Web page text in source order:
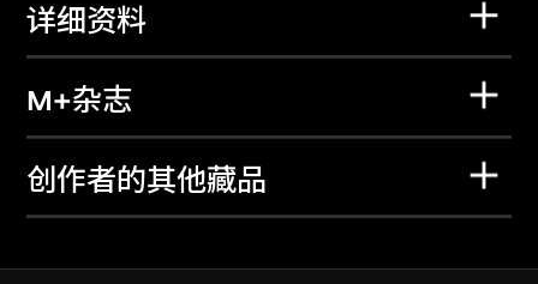
详细资料
M+杂志
创作者的其他藏品